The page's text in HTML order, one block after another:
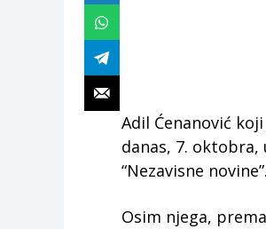
Adil Ćenanović
danas, 7. oktobra,
“Nezavisne novine”.
Osim njega,